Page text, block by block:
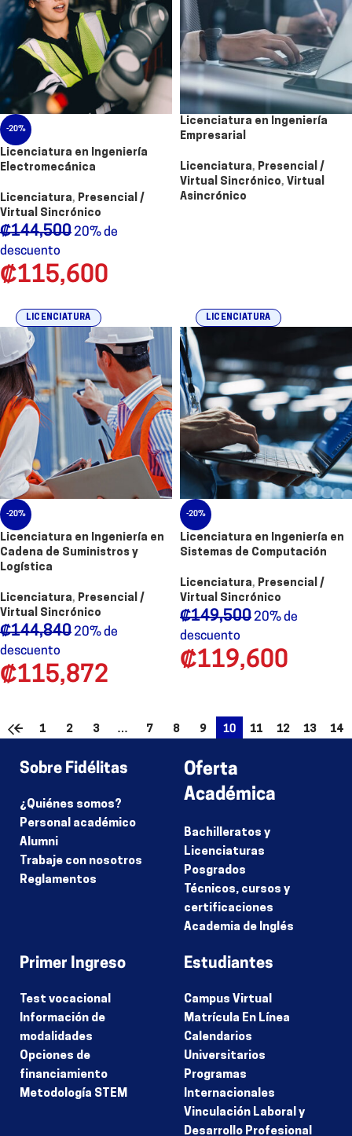
-20%
Licenciatura en Ingeniería
Electromecánica
Licenciatura, Presencial /
Virtual Sincrónico
₡144,50020% de
descuento
₡115,600
Licenciatura en Ingeniería
Empresarial
Licenciatura, Presencial /
Virtual Sincrónico, Virtual
Asincrónico
LICENCIATURA
-20%
Licenciatura en Ingeniería en
Cadena de Suministros y
Logística
Licenciatura, Presencial /
Virtual Sincrónico
₡144,84020% de
descuento
₡115,872
LICENCIATURA
-20%
Licenciatura en Ingeniería en
Sistemas de Computación
Licenciatura, Presencial /
Virtual Sincrónico
₡149,50020% de
descuento
₡119,600
← 1 2 3 … 7 8 9 10 11 12 13 14
Sobre Fidélitas
¿Quiénes somos?
Personal académico
Alumni
Trabaje con nosotros
Reglamentos
Oferta
Académica
Bachilleratos y
Licenciaturas
Posgrados
Técnicos, cursos y
certificaciones
Academia de Inglés
Primer Ingreso
Test vocacional
Información de
modalidades
Opciones de
financiamiento
Metodología STEM
Estudiantes
Campus Virtual
Matrícula En Línea
Calendarios
Universitarios
Programas
Internacionales
Vinculación Laboral y
Desarrollo Profesional